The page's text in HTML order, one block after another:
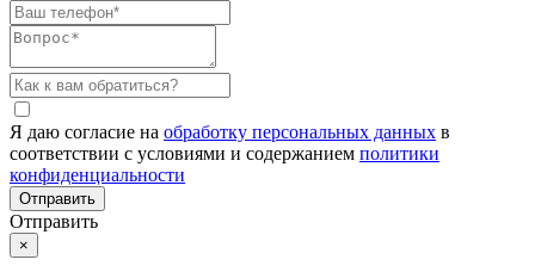
Я даю согласие на обработку персональных данных в
соответствии с условиями и содержанием политики
конфиденциальности
Отправить
×